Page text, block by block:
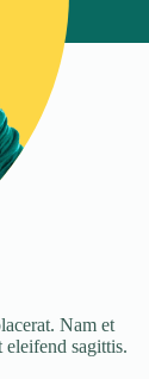
Nam et
eleifend sagittis.